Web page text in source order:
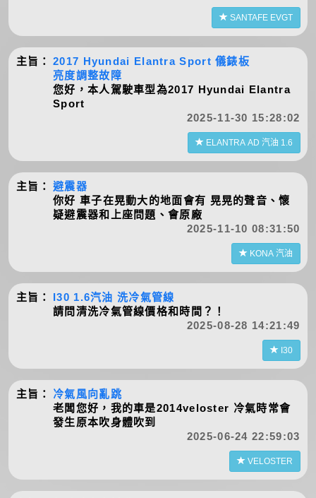
SANTAFE EVGT
主旨： 2017 Hyundai Elantra Sport 儀錶板
亮度調整故障
您好，本人駕駛車型為2017 Hyundai Elantra
Sport
2025-11-30 15:28:02
ELANTRA AD 汽油 1.6
主旨： 避震器
你好 車子在晃動大的地面會有 晃晃的聲音、懷
疑避震器和上座問題、會原廠
2025-11-10 08:31:50
KONA 汽油
主旨：
I30 1.6汽油 洗冷氣管線
請問清洗冷氣管線價格和時間？！
2025-08-28 14:21:49
I30
主旨：
冷氣風向亂跳
老闆您好，我的車是2014veloster 冷氣時常會
發生原本吹身體吹到
2025-06-24 22:59:03
VELOSTER